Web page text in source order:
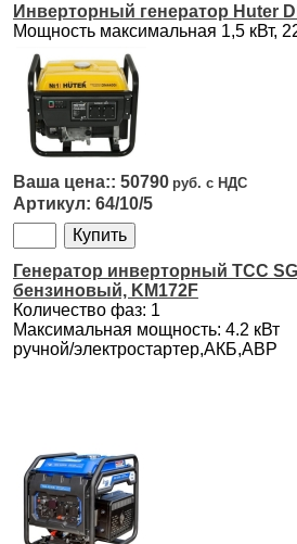
Инверторный генератор Huter
Мощность максимальная 1,5 кВт,
50790
64/10/5
Генератор инверторный ТСС
бензиновый, KM172F
Количество фаз: 1
Максимальная мощность: 4.2 кВт
ручной/электростартер,АКБ,АВР